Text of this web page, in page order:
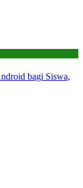
bagi Siswa,